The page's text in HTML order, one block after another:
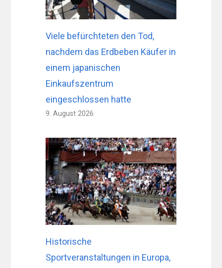
Viele befürchteten den Tod,
nachdem das Erdbeben Käufer in
einem japanischen
Einkaufszentrum
eingeschlossen hatte
9. August 2026
Historische
Sportveranstaltungen in Europa,